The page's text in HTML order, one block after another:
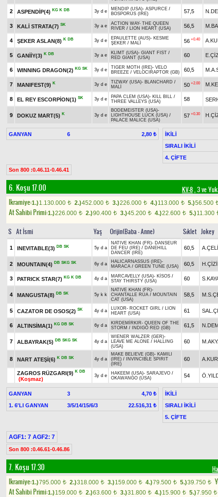
2 ASPENDİP(4) KG K DB 3y d e MENDIP (USA)- ASPURCE /
BOSPORUS (IRE)
57,5
3 KALİ STRATA(7) SK 3y a e ACTION WAY- THE QUEEN
RIVER / LION HEART (USA) 56,5
4 ŞEKER ASLAN(8) K DB 3y d e EPAULETTE (AUS)- KESME
ŞEKER / MALİ 56 +0.40
5 GANİİY(3) K DB 3y a e KLIMT (USA)- GIANT FIST /
RED GIANT (USA)
60
6 WINNING DRAGON(2) KG SK 3y d e TIGER MOTH (IRE)- VELO
BREEZE / VELOCIRAPTOR (GB) 60,5
7 MANIFEST(9) K 3y d e TIZWAY (USA)- BLANCHARD /
MALİ
50 +2.00
8 EL REY ESCORPİON(1) SK 3y d e PAPA CLEM (USA)- KILL BILL /
THREE VALLEYS (USA)
58
9 DOKUZ MART(5) K 3y d e
BODEMEISTER (USA)-
LIGHTHOUSE LUCK (USA) /
PALACE MALICE (USA)
57 +0.30
GANYAN 6 2,80 ₺
İKİLİ
SIRALI İKİLİ
4. ÇİFTE
Son 800 :0.46.11-0.46.41
6. Koşu 17.00 KV-8, 3 ve
Ikramiye:1.)1.130.000 t 2.)452.000 t 3.)226.000 t 4.)113.000 t 5.)56.500
At Sahibi Primi:1.)226.000 t 2.)90.400 t 3.)45.200 t 4.)22.600 t 5.)11.300
S At İsmi Yaş Orijin(Baba - Anne) Sıklet Jokey
1 INEVITABLE(3) DB SK 5y d a
NATIVE KHAN (FR)- DANSEUR
DE FEU (IRE) / DANEHILL
DANCER (IRE)
60,5
2 MOUNTAIN(4) DB SKG SK 6y d a HALICARNASSUS (IRE)-
MARACA / GREEN TUNE (USA) 60,5
3 PATRICK STAR(7) KG K DB 4y d a MARCAVELLY (USA)- KİSOS /
STAY THIRSTY (USA)
60
4 MANGUSTA(8) DB SK 5y k k
NATIVE KHAN (FR)-
CHANTALLE RUA / MOUNTAIN
CAT (USA)
58,5
5 CAZATOR DE OSOS(2) SK 4y d a LUXOR- ROCKET GIRL / LION
HEART (USA)
61
6 ALTINSİMA(1) KG DB SK 6y d a KIRDEMİRKIR- QUEEN OF THE
STORM / INDIGO RED (GB) 61,5
7 ALBAYRAK(5) DB SKG SK 4y d a
WIENER WALZER (GER)-
LEAVE ME ALONE / HALLING
(USA)
60
8 NART ATEŞİ(6) K DB SK 4y d a
MAKE BELIEVE (GB)- KAMILI
(IRE) /
INVINCIBLE SPIRIT
(IRE)
60
ZAGROS RÜZGARI(9) K DB
(Koşmaz)
3y d e HAKEEM (USA)- SARAJEVO /
OKAWANGO (USA)
54
GANYAN 3
4,70 ₺
1. 6'LI GANYAN
3/5/14/15/6/3 22.516,31 ₺
İKİLİ
SIRALI İKİLİ
5. ÇİFTE
AGF1: 7 AGF2: 7
Son 800 :0.46.61-0.46.86
7. Koşu 17.30
Ikramiye:1.)795.000 t 2.)318.000 t 3.)159.000 t 4.)79.500 t 5.)39.750 t
At Sahibi Primi:1.)159.000 t 2.)63.600 t 3.)31.800 t 4.)15.900 t 5.)7.950 t